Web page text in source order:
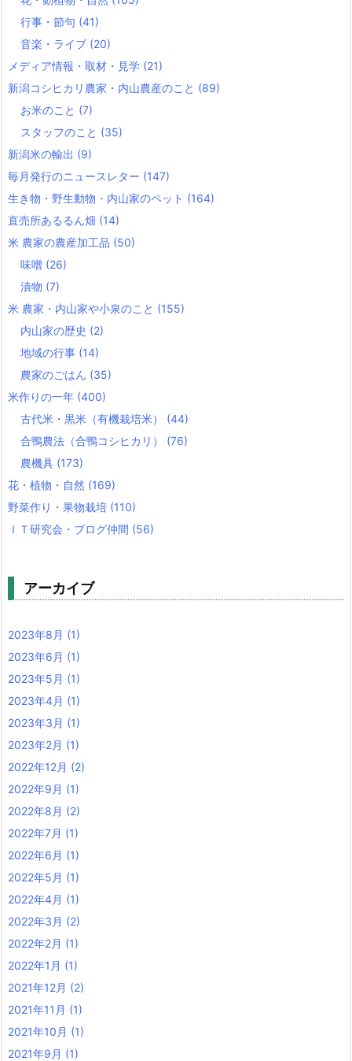
行事・節句 (41)
音楽・ライブ (20)
メディア情報・取材・見学 (21)
新潟コシヒカリ農家・内山農産のこと (89)
お米のこと (7)
スタッフのこと (35)
新潟米の輸出 (9)
毎月発行のニュースレター (147)
生き物・野生動物・内山家のペット (164)
直売所あるるん畑 (14)
米 農家の農産加工品 (50)
味噌 (26)
漬物 (7)
米 農家・内山家や小泉のこと (155)
内山家の歴史 (2)
地域の行事 (14)
農家のごはん (35)
米作りの一年 (400)
古代米・黒米（有機栽培米） (44)
合鴨農法（合鴨コシヒカリ） (76)
農機具 (173)
花・植物・自然 (169)
野菜作り・果物栽培 (110)
ＩＴ研究会・ブログ仲間 (56)
アーカイブ
2023年8月 (1)
2023年6月 (1)
2023年5月 (1)
2023年4月 (1)
2023年3月 (1)
2023年2月 (1)
2022年12月 (2)
2022年9月 (1)
2022年8月 (2)
2022年7月 (1)
2022年6月 (1)
2022年5月 (1)
2022年4月 (1)
2022年3月 (2)
2022年2月 (1)
2022年1月 (1)
2021年12月 (2)
2021年11月 (1)
2021年10月 (1)
2021年9月 (1)